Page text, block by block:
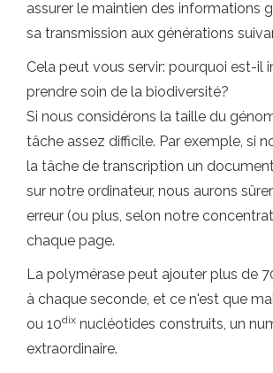
assurer le maintien des informations
sa transmission aux générations
Cela peut vous servir: pourquoi est-il
prendre soin de la biodiversité?
Si nous considérons la taille du
tâche assez difficile. Par exemple, si
la tâche de transcription un
sur notre ordinateur, nous aurons
erreur (ou plus, selon notre
chaque page.
La polymérase peut ajouter plus de
à chaque seconde, et ce n'est que
ou 10dix nucléotides construits, un
extraordinaire.